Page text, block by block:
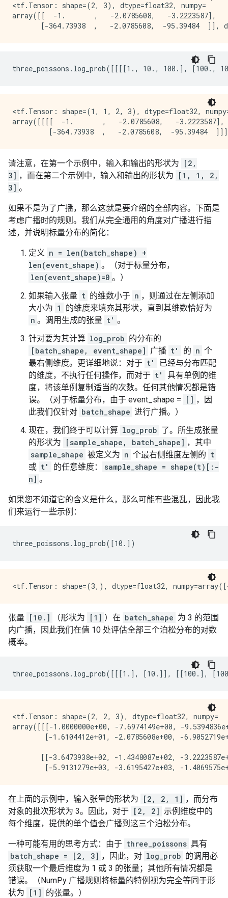
<tf.Tensor: shape=(2, 3), dtype=float32, numpy=
array([[  -1.       ,   -2.0785608,   -3.2223587],
<tf.Tensor: shape=(1, 1, 2, 3), dtype=float32,
array([[[[  -1.       ,   -2.0785608,   -3.2223587],
请注意，在第一个示例中，输入和输出的形状为
[2,
3] ，而在第二个示例中，输入和输出的形状为
[1, 1, 2,
3] 。
如果不是为了广播，那么这就是要介绍的全部内容。下面是
考虑广播时的规则。我们从完全通用的角度对广播进行描
述，并说明标量分布的简化：
定义 n = len(batch_shape) +
len(event_shape) 。（对于标量分布，
len(event_shape)=0 。）
如果输入张量 t 的维数小于 n ，则通过在左侧添加
大小为 1
的维度来填充其形状，直到其维数恰好为
n 。调用生成的张量 t' 。
针对要为其计算 log_prob 的分布的
[batch_shape, event_shape] 广播 t' 的 n 个
最右侧维度。更详细地说：对于 t'
已经与分布匹配
的维度，不执行任何操作，而对于 t'
具有单例的维
度，将该单例复制适当的次数。任何其他情况都是错
误。（对于标量分布，由于 event_shape =
[] ，因
此我们仅针对 batch_shape 进行广播。）
现在，我们终于可以计算 log_prob 了。所生成张量
的形状为
[sample_shape, batch_shape] ，其中
sample_shape 被定义为 n 个最右侧维度左侧的 t
或 t' 的任意维度：
sample_shape = shape(t)[:-
n] 。
如果您不知道它的含义是什么，那么可能有些混乱，因此我
们来运行一些示例：
张量 [10.] （形状为 [1] ）在 batch_shape 为 3 的范围
内广播，因此我们在值 10 处评估全部三个泊松分布的对数
概率。
<tf.Tensor: shape=(2, 2, 3), dtype=float32, numpy=
array([[[-1.0000000e+00, -7.6974149e+00, -
[-1.6104412e+01, -2.0785608e+00, -
[[-3.6473938e+02, -1.4348087e+02, -
在上面的示例中，输入张量的形状为 [2, 2, 1] ，而分布
对象的批次形状为 3。因此，对于 [2, 2] 示例维度中的
每个维度，提供的单个值会广播到这三个泊松分布。
一种可能有用的思考方式：由于 three_poissons 具有
batch_shape = [2, 3] ，因此，对 log_prob 的调用必
须获取一个最后维度为 1 或 3 的张量；其他所有情况都是
错误。（NumPy 广播规则将标量的特例视为完全等同于形
状为
[1] 的张量。）